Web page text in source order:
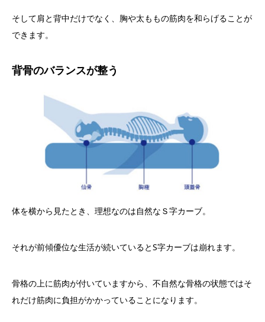
そして肩と背中だけでなく、胸や太ももの筋肉を和らげることが
できます。
背骨のバランスが整う
体を横から見たとき、理想なのは自然なＳ字カーブ。
それが前傾優位な生活が続いているとS字カーブは崩れます。
骨格の上に筋肉が付いていますから、不自然な骨格の状態ではそ
れだけ筋肉に負担がかかっていることになります。